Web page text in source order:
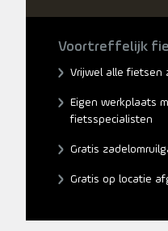
Voortreffelijk
Vrijwel alle fietsen
Eigen werkplaats
fietsspecialisten
Gratis
Gratis op locatie